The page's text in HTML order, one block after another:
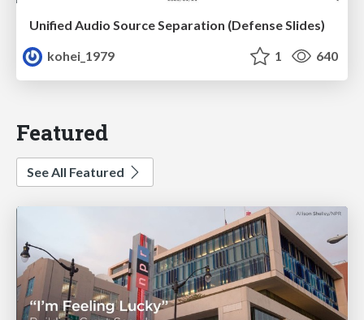
Unified Audio Source Separation (Defense Slides)
kohei_1979
1 640
Featured
See All Featured